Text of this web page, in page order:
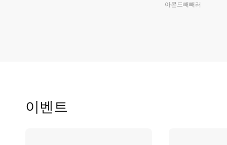
다. 받는 제품의 포장
아몬드빼빼러
이벤트